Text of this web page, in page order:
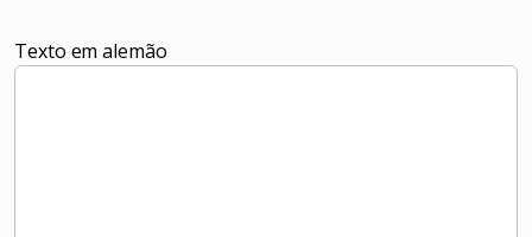
Texto em alemão